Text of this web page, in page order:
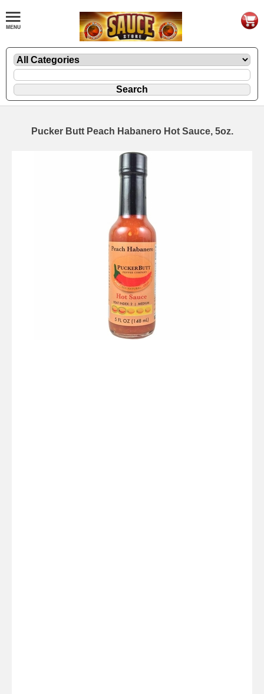
Pucker Butt Peach Habanero Hot Sauce, 5oz.